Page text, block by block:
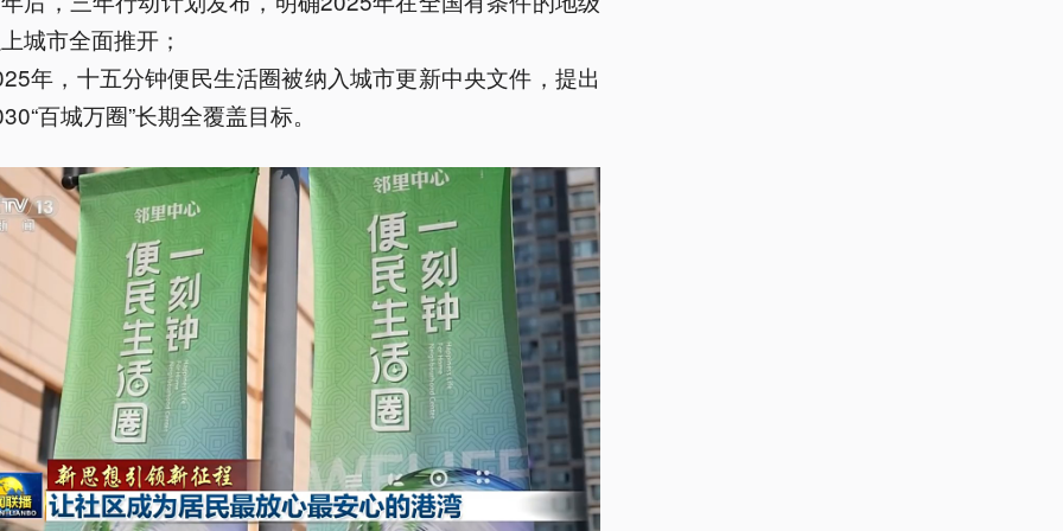
城市全面推开；
年，十五分钟便民生活圈被纳入城市更新中央文件，提出
百城万圈”长期全覆盖目标。